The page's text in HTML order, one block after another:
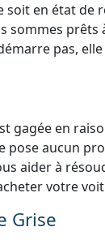
soit en état de
sommes prêts
pas, elle
gagée en
pose aucun
aider à
votre
Grise